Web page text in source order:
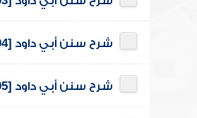
شرح سنن أبي داود [004]
شرح سنن أبي داود [005]